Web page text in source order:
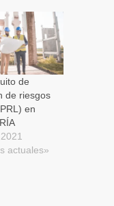
de
de riesgos
en
actuales»